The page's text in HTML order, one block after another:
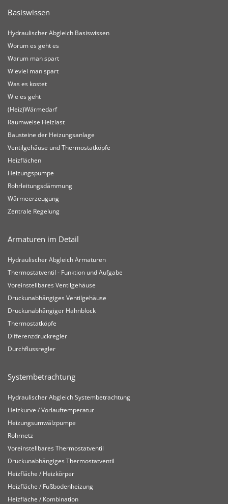
Basiswissen
Hydraulischer Abgleich Basiswissen
Worum es geht es
Warum man spart
Wieviel man spart
Was es kostet
Wie es geht
(Heiz)Wärmedarf
Raumweise Heizlast
Bausteine der Heizungsanlage
Ventilgehäuse und Thermostatköpfe
Heizflächen
Heizungspumpe
Rohrleitungsdämmung
Wärmeerzeugung
Zentrale Regelung
Armaturen im Detail
Hydraulischer Abgleich Armaturen
Thermostatventil - Funktion und Aufgabe
Voreinstellbares Ventilgehäuse
Druckunabhängiges Ventilgehäuse
Druckunabhängiger Hahnblock
Thermostatköpfe
Differenzdruckregler
Durchflussregler
Systembetrachtung
Hydraulischer Abgleich Systembetrachtung
Heizkurve / Vorlauftemperatur
Heizungsumwälzpumpe
Rohrnetz
Voreinstellbares Thermostatventil
Druckunabhängiges Thermostatventil
Heizfläche / Heizkörper
Heizfläche / Fußbodenheizung
Heizfläche / Kombination